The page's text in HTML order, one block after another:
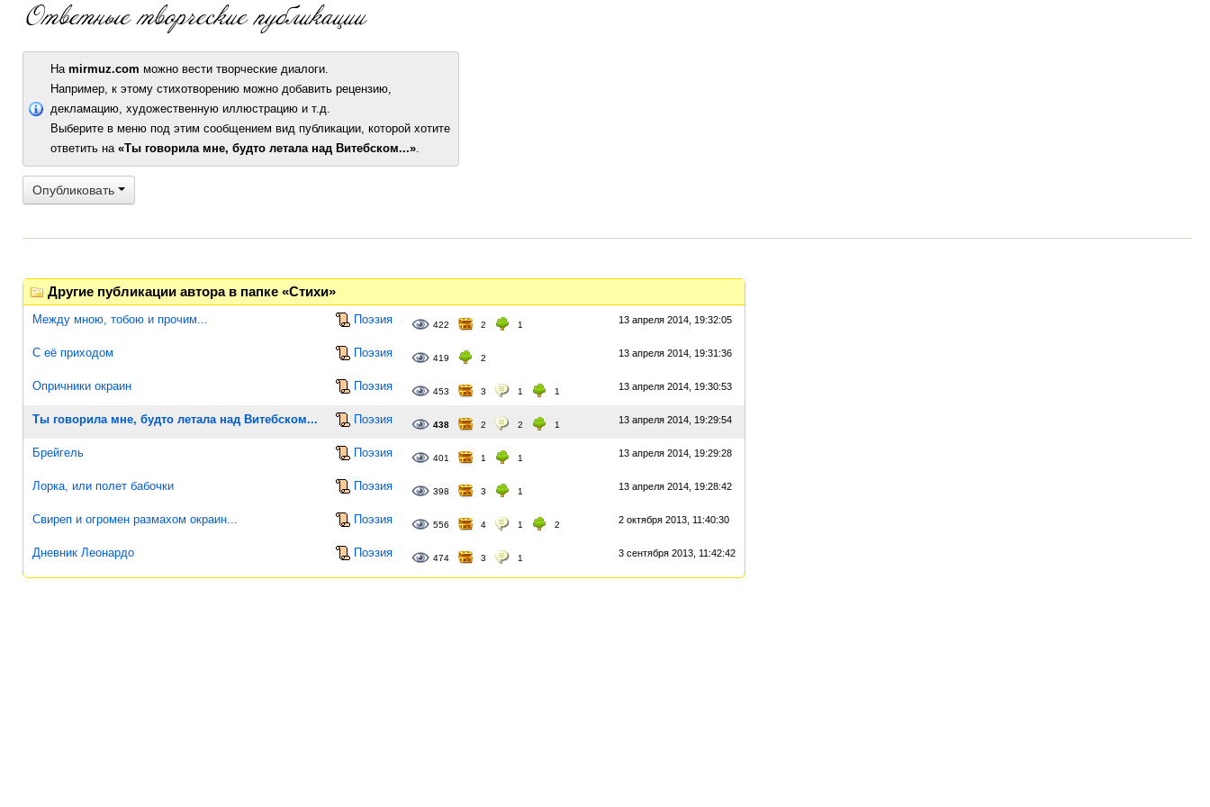
На mirmuz.com можно вести творческие диалоги.
Например, к этому стихотворению можно добавить рецензию,
декламацию, художественную иллюстрацию и т.д.
Выберите в меню под этим сообщением вид публикации, которой хотите
ответить на «Ты говорила мне, будто летала над Витебском...».
Опубликовать
Другие публикации автора в папке «Стихи»
Между мною, тобою и прочим... Поэзия 422 2 1 13 апреля 2014, 19:32:05
С её приходом Поэзия 419 2 13 апреля 2014, 19:31:36
Опричники окраин Поэзия 453 3 1 1 13 апреля 2014, 19:30:53
Ты говорила мне, будто летала над Витебском... Поэзия 438 2 2 1 13 апреля 2014, 19:29:54
Брейгель Поэзия 401 1 1 13 апреля 2014, 19:29:28
Лорка, или полет бабочки Поэзия 398 3 1 13 апреля 2014, 19:28:42
Свиреп и огромен размахом окраин... Поэзия 556 4 1 2 2 октября 2013, 11:40:30
Дневник Леонардо Поэзия 474 3 1 3 сентября 2013, 11:42:42